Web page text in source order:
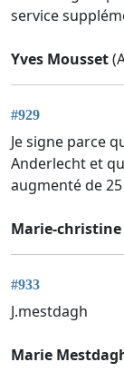
service
Yves Mousset
#929
Je signe parce
Anderlecht et
augmenté de
Marie-
#933
J.mestdagh
Marie